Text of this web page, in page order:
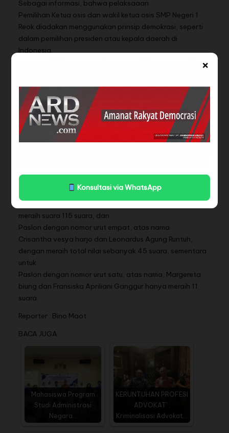
×
Konsultasi via WhatsApp
Sebagai informasi, bahwa pelaksaaan
Pemilihan Ketua osis dan wakil ketua osis SMP Negeri 1
Reok diadakan menggunakan prinsip demokrasi, seperti
dalam pemilihan presiden atau kepala daerah di
Indonesia.
voting melalui pemilihan secara langsung.
Berdasarkan hasil rekapitulasi perhitungan suara, bahwa,
yang meraih suara terbanyak, dan terpilih sebagai Ketua
Osis dan Wakil ketua osis Periode tahun 2025/2026,
adalah paslon dengan nomor urut tiga, atas nama,
sementara,
Paslon nomor urut dua, atas nama,
meraih suara 115 suara, dan
Paslon dengan nomor urut empat, atas nama
Crisantha vesya harjo dan Leonardus Agung Runtuh,
dengan meraih total nilai sebanyak 45 suara, sementara
untuk
Paslon dengan nomor urut satu, atas nama, Margereta
biung dan Fransiska Apriliani Ganggur hanya meraih 11
suara.
Reporter : Bino Maot
BACA JUGA
Mahasiswa Program
Studi Administrasi
Negara…
KERUNTUHAN PROFESI
ADVOKAT' :
Kriminalisasi Advokat…